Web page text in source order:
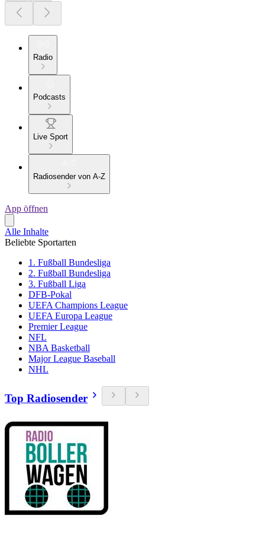
Radio
Podcasts
Live Sport
Radiosender von A-Z
App öffnen
Alle Inhalte
Beliebte Sportarten
1. Fußball Bundesliga
2. Fußball Bundesliga
3. Fußball Liga
DFB-Pokal
UEFA Champions League
UEFA Europa League
Premier League
NFL
NBA Basketball
Major League Baseball
NHL
Top Radiosender